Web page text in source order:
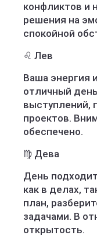
конфликтов и
решения на
спокойной
♌ Лев
Ваша энергия
отличный
выступлений,
проектов.
обеспечено.
♍ Дева
День
как в делах,
план,
задачами. В
открытость.